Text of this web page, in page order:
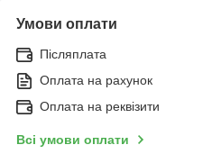
Умови оплати
Післяплата
Оплата на рахунок
Оплата на реквізити
Всі умови оплати